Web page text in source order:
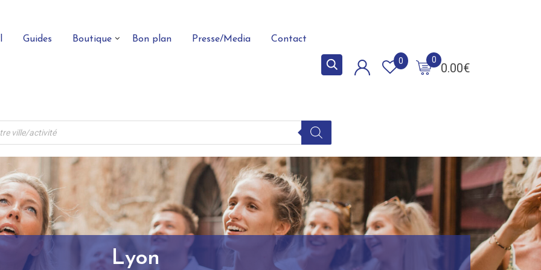
Guides Boutique Bon plan Presse/Media Contact
0.00€
0
0
Lyon